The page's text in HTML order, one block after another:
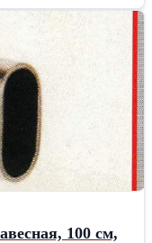
100 см,